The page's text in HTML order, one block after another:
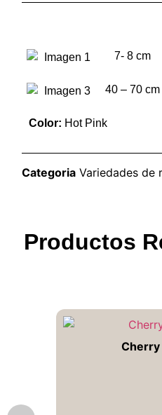
7- 8 cm
40 – 70 cm
Color: Hot Pink
Categoria Variedades de
Productos